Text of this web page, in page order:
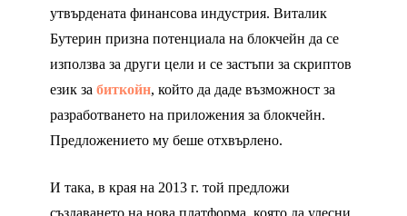
утвърдената финансова индустрия. Виталик
Бутерин призна потенциала на блокчейн да се
използва за други цели и се застъпи за скриптов
език за биткойн, който да даде възможност за
разработването на приложения за блокчейн.
Предложението му беше отхвърлено.
И така, в края на 2013 г. той предложи
създаването на нова платформа, която да улесни